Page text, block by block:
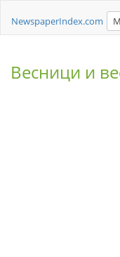
NewspaperIndex.com
Весници и